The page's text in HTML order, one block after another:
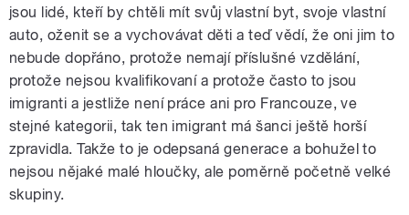
jsou lidé, kteří by chtěli mít svůj vlastní byt, svoje vlastní
auto, oženit se a vychovávat děti a teď vědí, že oni jim to
nebude dopřáno, protože nemají příslušné vzdělání,
protože nejsou kvalifikovaní a protože často to jsou
imigranti a jestliže není práce ani pro Francouze, ve
stejné kategorii, tak ten imigrant má šanci ještě horší
zpravidla. Takže to je odepsaná generace a bohužel to
nejsou nějaké malé hloučky, ale poměrně početně velké
skupiny.